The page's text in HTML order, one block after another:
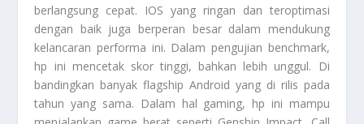
berlangsung cepat. IOS yang ringan dan teroptimasi
dengan baik juga berperan besar dalam mendukung
kelancaran performa ini. Dalam pengujian benchmark,
hp ini mencetak skor tinggi, bahkan lebih unggul. Di
bandingkan banyak flagship Android yang di rilis pada
tahun yang sama. Dalam hal gaming, hp ini mampu